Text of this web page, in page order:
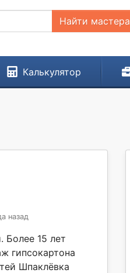
Найти мастера
Калькулятор
назад
Более 15 лет
гипсокартона
Шпаклёвка